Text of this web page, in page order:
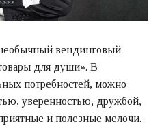
вендинговый
для души». В
потребностей, можно
уверенностью, дружбой,
и полезные мелочи.